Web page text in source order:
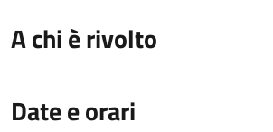
A chi è rivolto
Date e orari